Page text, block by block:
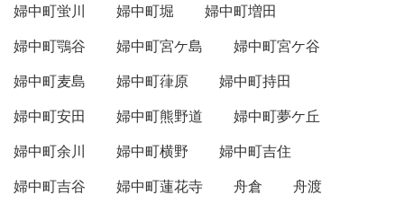
婦中町蛍川
婦中町堀
婦中町増田
婦中町鶚谷
婦中町宮ケ島
婦中町宮ケ谷
婦中町麦島
婦中町葎原
婦中町持田
婦中町安田
婦中町熊野道
婦中町夢ケ丘
婦中町余川
婦中町横野
婦中町吉住
婦中町吉谷
婦中町蓮花寺 舟倉
舟渡